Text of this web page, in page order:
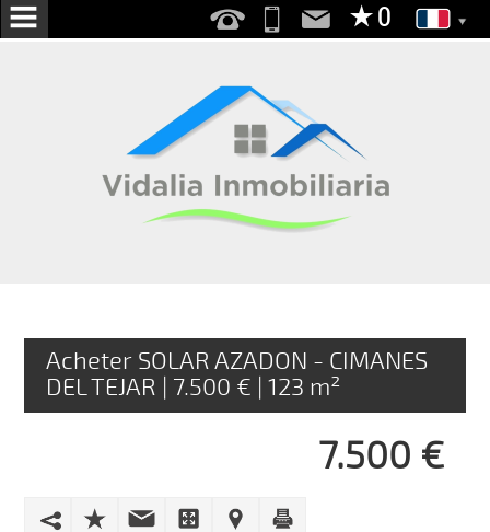
SERVICES
VOUS
PUBLIER VOTRE
Acheter SOLAR AZADON - CIMANES
DEL TEJAR | 7.500 € | 123 m²
7.500 €